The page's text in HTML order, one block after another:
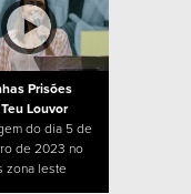
Prisões
Louvor
do dia 5 de
de 2023 no
zona leste